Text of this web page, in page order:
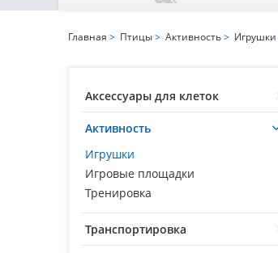
Аксессуары для клеток
Активность
Игрушки
Игровые площадки
Тренировка
Транспортировка
Главная > Птицы> Активность> Игрушки